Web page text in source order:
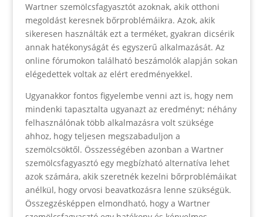
Wartner szemölcsfagyasztót azoknak, akik otthoni
megoldást keresnek bőrproblémáikra. Azok, akik
sikeresen használták ezt a terméket, gyakran dicsérik
annak hatékonyságát és egyszerű alkalmazását. Az
online fórumokon található beszámolók alapján sokan
elégedettek voltak az elért eredményekkel.
Ugyanakkor fontos figyelembe venni azt is, hogy nem
mindenki tapasztalta ugyanazt az eredményt; néhány
felhasználónak több alkalmazásra volt szüksége
ahhoz, hogy teljesen megszabaduljon a
szemölcsöktől. Összességében azonban a Wartner
szemölcsfagyasztó egy megbízható alternatíva lehet
azok számára, akik szeretnék kezelni bőrproblémáikat
anélkül, hogy orvosi beavatkozásra lenne szükségük.
Összegzésképpen elmondható, hogy a Wartner